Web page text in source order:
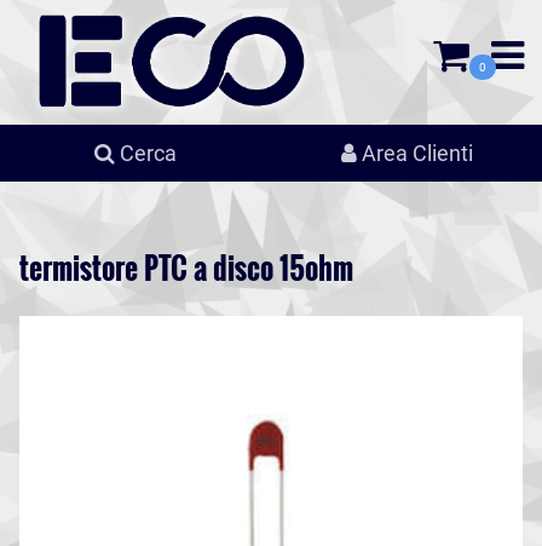
0
Cerca Area Clienti
termistore PTC a disco 15ohm